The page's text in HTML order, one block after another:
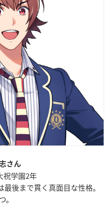
さん
祝学園2年
後まで貫く真面目な性格。